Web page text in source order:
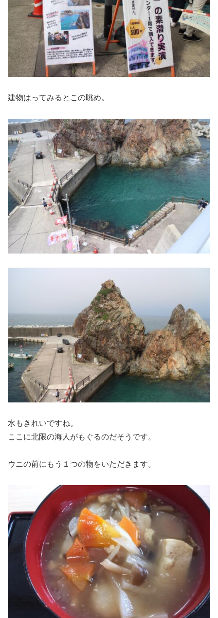
建物はってみるとこの眺め。
水もきれいですね。
ここに北限の海人がもぐるのだそうです。
ウニの前にもう１つの物をいただきます。